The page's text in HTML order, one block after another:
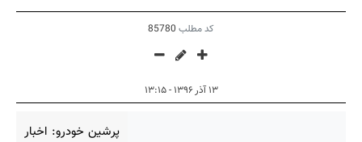
کد مطلب 85780
۱۳ آذر ۱۳۹۶ - ۱۳:۱۵
پرشین خودرو: اخبار